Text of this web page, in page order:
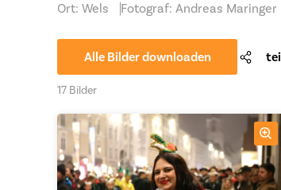
Ort: Wels Fotograf: Andreas Maringer
Alle Bilder downloaden
17 Bilder